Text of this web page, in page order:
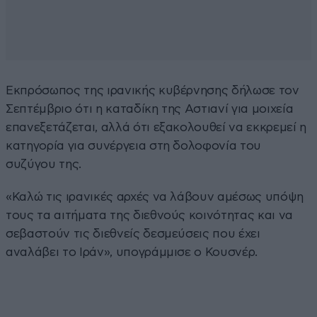
Εκπρόσωπος της ιρανικής κυβέρνησης δήλωσε τον
Σεπτέμβριο ότι η καταδίκη της Αστιανί για μοιχεία
επανεξετάζεται, αλλά ότι εξακολουθεί να εκκρεμεί η
κατηγορία για συνέργεια στη δολοφονία του
συζύγου της.
«Καλώ τις ιρανικές αρχές να λάβουν αμέσως υπόψη
τους τα αιτήματα της διεθνούς κοινότητας και να
σεβαστούν τις διεθνείς δεσμεύσεις που έχει
αναλάβει το Ιράν», υπογράμμισε ο Κουσνέρ.